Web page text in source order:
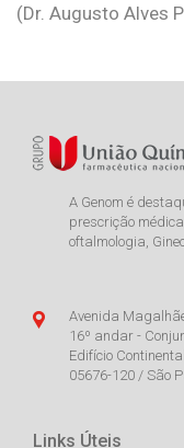
(Dr. Augusto Alves
A Genom é
prescrição
oftalmologia,
Avenida
16º andar -
Edifício
05676-120 / São
Links Úteis